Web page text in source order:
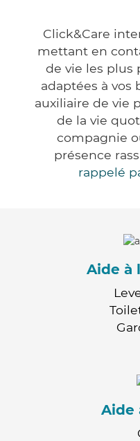
Click&Care
mettant en
de vie les plus
adaptées à vos
auxiliaire de vie
de la vie
compagnie
présence
rappelé
Aide à
Aide